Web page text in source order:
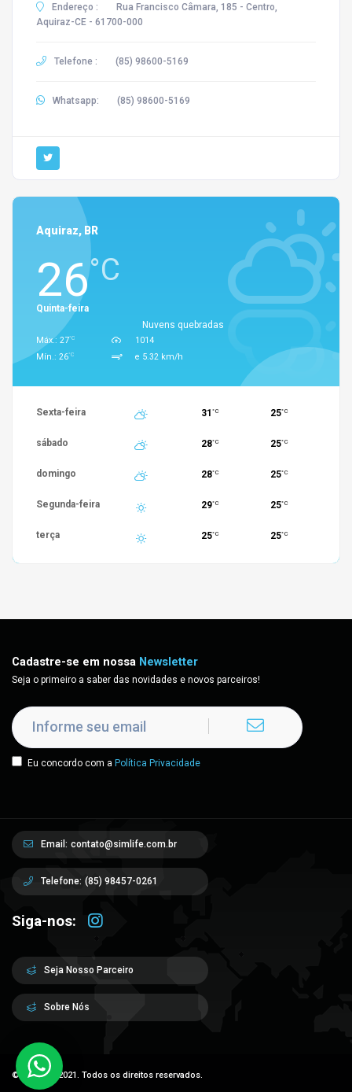
Endereço :
Rua Francisco Câmara, 185 - Centro,
Aquiraz-CE - 61700-000
Telefone : (85) 98600-5169
Whatsapp: (85) 98600-5169
Aquiraz, BR
26°C
Nuvens quebradas
Quinta-feira
Máx.: 27°C
Mín.: 26°C
1014
e 5.32 km/h
Sexta-feira 31 °C 25°C
sábado 28°C 25°C
domingo 28°C 25°C
Segunda-feira 29°C 25°C
terça 25°C 25°C
Cadastre-se em nossa Newsletter
Seja o primeiro a saber das novidades e novos parceiros!
Eu concordo com a Política Privacidade
Email: contato@simlife.com.br
Telefone: (85) 98457-0261
Siga-nos:
Seja Nosso Parceiro
Sobre Nós
© Sim Life 2021. Todos os direitos reservados.